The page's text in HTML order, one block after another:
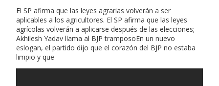
El SP afirma que las leyes agrarias volverán a ser
aplicables a los agricultores. El SP afirma que las leyes
agrícolas volverán a aplicarse después de las elecciones;
Akhilesh Yadav llama al BJP tramposoEn un nuevo
eslogan, el partido dijo que el corazón del BJP no estaba
limpio y que